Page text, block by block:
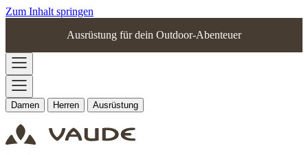
Zum Inhalt springen
Ausrüstung für dein Outdoor-Abenteuer
Damen Herren Ausrüstung